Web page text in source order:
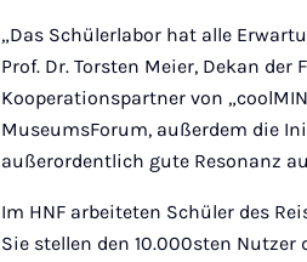
„Das Schülerlabor hat alle
Prof. Dr. Torsten Meier, Dekan
Kooperationspartner von
MuseumsForum, außerdem die
außerordentlich gute Resonanz
Im HNF arbeiteten Schüler des
Sie stellen den 10.000sten